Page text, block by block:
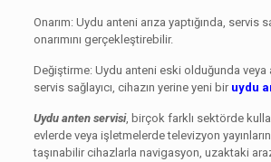
Onarım: Uydu anteni arıza yaptığında, servis
onarımını gerçekleştirebilir.
Değiştirme: Uydu anteni eski olduğunda veya
servis sağlayıcı, cihazın yerine yeni bir uydu
Uydu anten servisi, birçok farklı sektörde
evlerde veya işletmelerde televizyon
taşınabilir cihazlarla navigasyon, uzaktaki